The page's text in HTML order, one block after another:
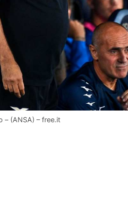
– (ANSA) – free.it